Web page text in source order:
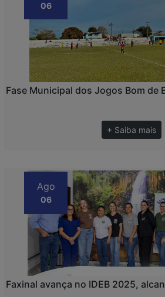
06
Fase Municipal dos Jogos Bom de
+ Saiba mais
Ago
06
Faxinal avança no IDEB 2025,